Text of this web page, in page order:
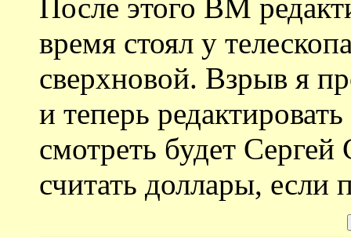
После этого ВМ
время стоял у
сверхновой. Взрыв я
и теперь
смотреть будет
считать доллары, если